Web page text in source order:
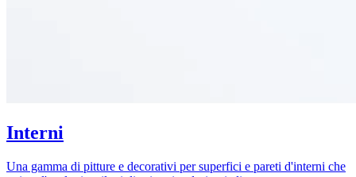
Interni
Una gamma di pitture e decorativi per superfici e pareti d'interni che